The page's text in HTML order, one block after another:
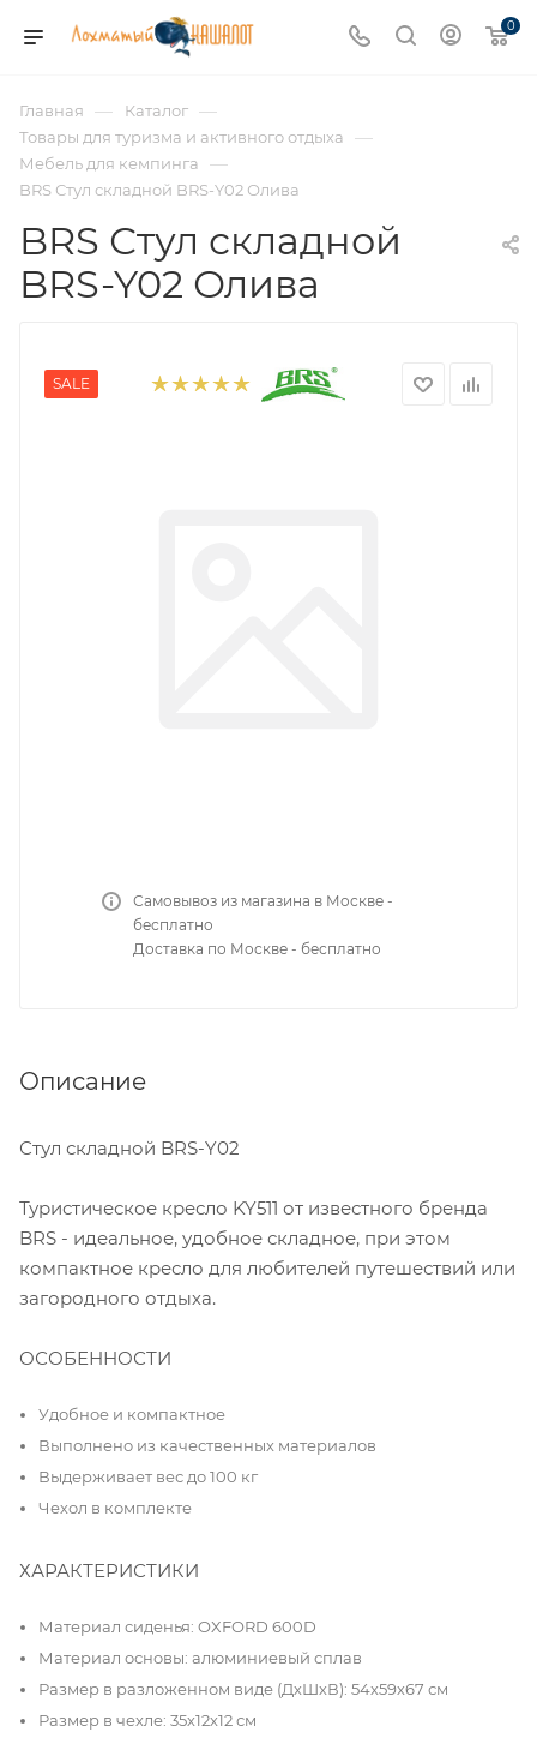
0
Главная — Каталог —
Товары для туризма и активного отдыха —
Мебель для кемпинга —
BRS Стул складной BRS-Y02 Олива
BRS Стул складной
BRS-Y02 Олива
SALE
Самовывоз из магазина в Москве -
бесплатно
Доставка по Москве - бесплатно
Описание
Стул складной BRS-Y02
Туристическое кресло KY511 от известного бренда
BRS - идеальное, удобное складное, при этом
компактное кресло для любителей путешествий или
загородного отдыха.
ОСОБЕННОСТИ
Удобное и компактное
Выполнено из качественных материалов
Выдерживает вес до 100 кг
Чехол в комплекте
ХАРАКТЕРИСТИКИ
Материал сиденья: OXFORD 600D
Материал основы: алюминиевый сплав
Размер в разложенном виде (ДхШхВ): 54х59х67 см
Размер в чехле: 35х12х12 см